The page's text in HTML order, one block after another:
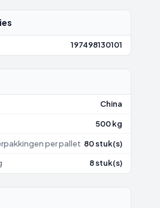
197498130101
China
500 kg
per pallet 80 stuk(s)
8 stuk(s)